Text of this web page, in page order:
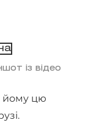
із відео
йому цю